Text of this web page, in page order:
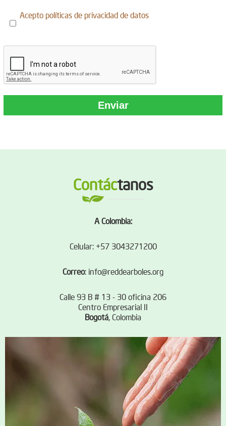
Acepto políticas de privacidad de datos
Contáctanos
A Colombia:
Celular: +57 3043271200
Correo: info@reddearboles.org
Calle 93 B # 13 - 30 oficina 206
Centro Empresarial II
Bogotá, Colombia